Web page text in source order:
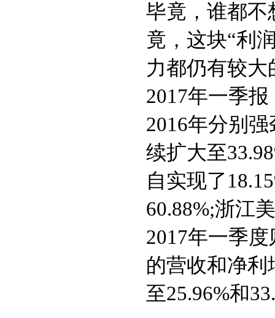
毕竟，谁都不
竟，这块“利
力都仍有较大
2017年一季
2016年分别
续扩大至
自实现了
60.88%;浙江
2017年一季
的营收和净利
至25.96%和